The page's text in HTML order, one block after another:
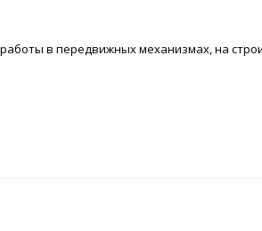
в передвижных механизмах, на